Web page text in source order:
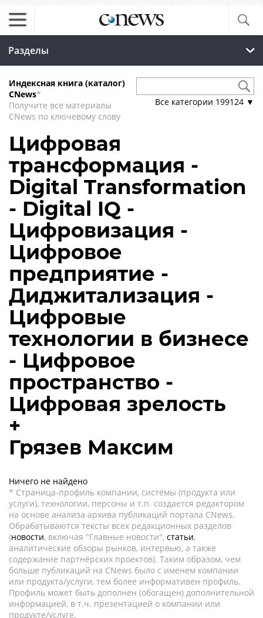
Разделы
Индексная книга (каталог)
CNews*
Получите все материалы
CNews по ключевому слову
Все категории 199124 ▼
Цифровая
трансформация -
Digital Transformation
- Digital IQ -
Цифровизация -
Цифровое
предприятие -
Диджитализация -
Цифровые
технологии в бизнесе
- Цифровое
пространство -
Цифровая зрелость
+
Грязев Максим
Ничего не найдено
* Страница-профиль компании, системы (продукта или
услуги), технологии, персоны и т.п. создается редактором
на основе анализа архива публикаций портала CNews.
Обрабатываются тексты всех редакционных разделов
(новости, включая "Главные новости", статьи,
аналитические обзоры рынков, интервью, а также
содержание партнёрских проектов). Таким образом, чем
больше публикаций на CNews было с именем компании
или продукта/услуги, тем более информативен профиль.
Профиль может быть дополнен (обогащен) дополнительной
информацией, в т.ч. презентацией о компании или
продукте/услуге.